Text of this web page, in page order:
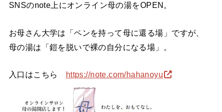
SNSのnote上にオンライン母の湯をOPEN。
お母さん大学は「ペンを持って母に還る場」ですが、
母の湯は「鎧を脱いで裸の自分になる場」。
入口はこちら https://note.com/hahanoyu